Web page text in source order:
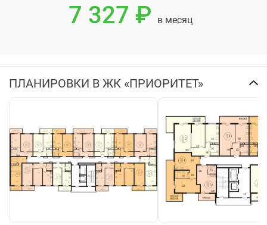
7 327 ₽ в месяц
ПЛАНИРОВКИ В ЖК «ПРИОРИТЕТ»